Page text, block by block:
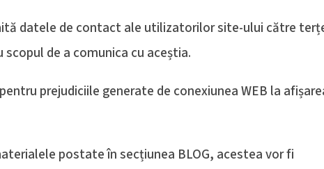
datele de contact ale utilizatorilor site-ului către
de a comunica cu aceștia.
prejudiciile generate de conexiunea WEB la
postate în secțiunea BLOG, acestea vor fi